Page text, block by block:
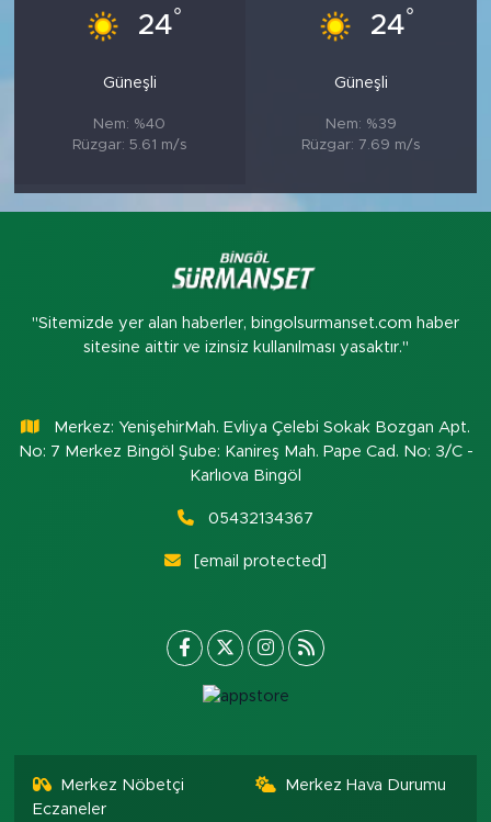
24°
Güneşli
Nem: %40
Rüzgar: 5.61 m/s
24°
Güneşli
Nem: %39
Rüzgar: 7.69 m/s
"Sitemizde yer alan haberler, bingolsurmanset.com haber
sitesine aittir ve izinsiz kullanılması yasaktır."
Merkez: YenişehirMah. Evliya Çelebi Sokak Bozgan Apt.
No: 7 Merkez Bingöl Şube: Kanireş Mah. Pape Cad. No: 3/C -
Karlıova Bingöl
05432134367
[email protected]
Merkez Nöbetçi
Eczaneler
Merkez Hava Durumu